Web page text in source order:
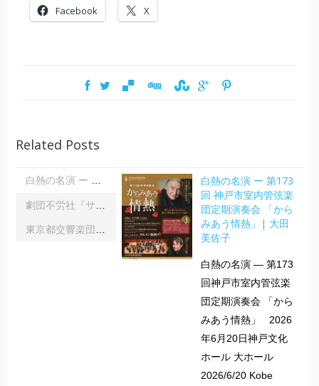
Facebook X
Related Posts
白熱の名演 ー 第173回 神戸市室内管弦楽団定期演奏会 「からみあう情熱」| 大田美佐子
白熱の名演 ー 第173
回 神戸市室内管弦楽
団定期演奏会 「から
みあう情熱」| 大田
美佐子
白熱の名演 ― 第173
回神戸市室内管弦楽
団定期演奏会 「から
みあう情熱」 2026
年6月20日神戸文化
ホール 大ホール
2026/6/20 Kobe